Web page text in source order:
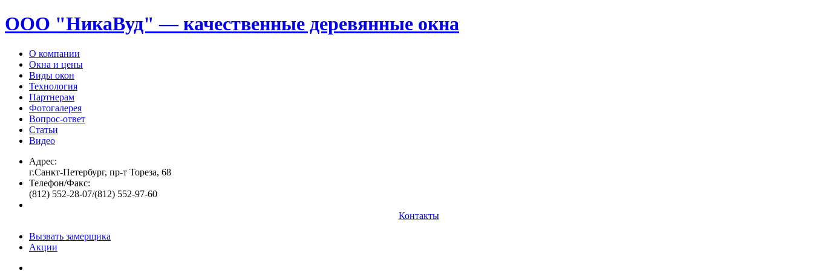
ООО "НикаВуд" — качественные деревянные окна
О компании
Окна и цены
Виды окон
Технология
Партнерам
Фотогалерея
Вопрос-ответ
Статьи
Видео
Адрес:
г.Санкт-Петербург, пр-т Тореза, 68
Телефон/Факс:
(812) 552-28-07/(812) 552-97-60
Контакты
Вызвать замерщика
Акции